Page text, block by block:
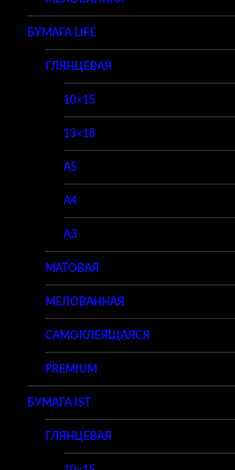
БУМАГА LIFE
ГЛЯНЦЕВАЯ
10×15
13×18
A5
A4
A3
МАТОВАЯ
МЕЛОВАННАЯ
САМОКЛЕЯЩАЯСЯ
PREMIUM
БУМАГА IST
ГЛЯНЦЕВАЯ